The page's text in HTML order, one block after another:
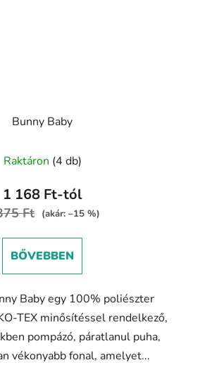
Bunny Baby
termék
átlagos
értékelése
5,0
Raktáron (4 db)
1 168 Ft-tól
Ft (akár: –15 %)
BŐVEBBEN
Baby egy 100% poliészter
TEX minősítéssel rendelkező,
pompázó, páratlanul puha,
vékonyabb fonal, amelyet...